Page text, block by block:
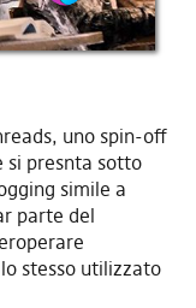
uno spin-off
si presnta sotto
simile a
parte del
stesso utilizzato